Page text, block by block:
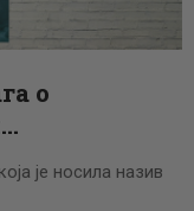
о
је носила назив